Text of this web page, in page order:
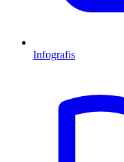
Infografis